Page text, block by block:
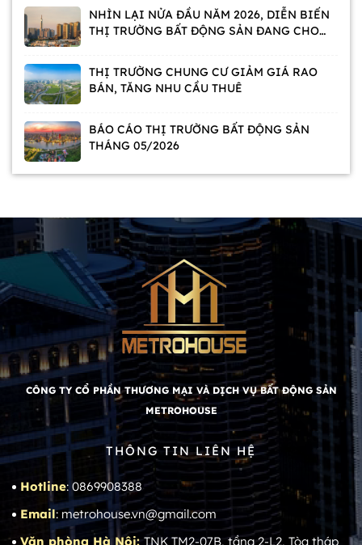
NHÌN LẠI NỬA ĐẦU NĂM 2026, DIỄN BIẾN
THỊ TRƯỜNG BẤT ĐỘNG SẢN ĐANG CHO
THỊ TRƯỜNG CHUNG CƯ GIẢM GIÁ RAO
BÁN, TĂNG NHU CẦU THUÊ
BÁO CÁO THỊ TRƯỜNG BẤT ĐỘNG SẢN
THÁNG 05/2026
CÔNG TY CỔ PHẦN THƯƠNG MẠI VÀ DỊCH VỤ BẤT ĐỘNG SẢN
METROHOUSE
THÔNG TIN LIÊN HỆ
Hotline: 0869908388
Email: metrohouse.vn@gmail.com
Văn phòng Hà Nội:TNK TM2-07B, tầng 2-L2, Tòa tháp